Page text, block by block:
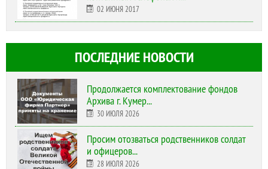
02 ИЮНЯ 2017
ПОСЛЕДНИЕ НОВОСТИ
Продолжается комплектование фондов
Архива г. Кумер...
30 ИЮЛЯ 2026
Просим отозваться родственников солдат
и офицеров...
28 ИЮЛЯ 2026